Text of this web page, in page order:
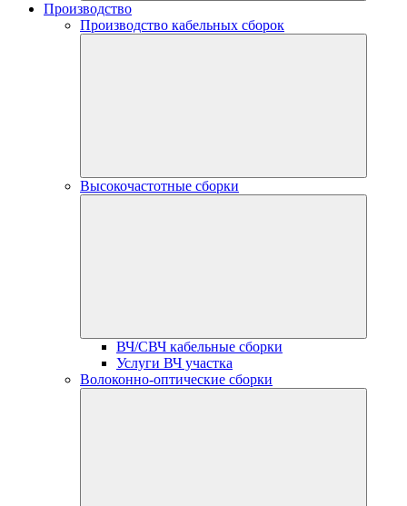
Производство
Производство кабельных сборок
Высокочастотные сборки
ВЧ/СВЧ кабельные сборки
Услуги ВЧ участка
Волоконно-оптические сборки